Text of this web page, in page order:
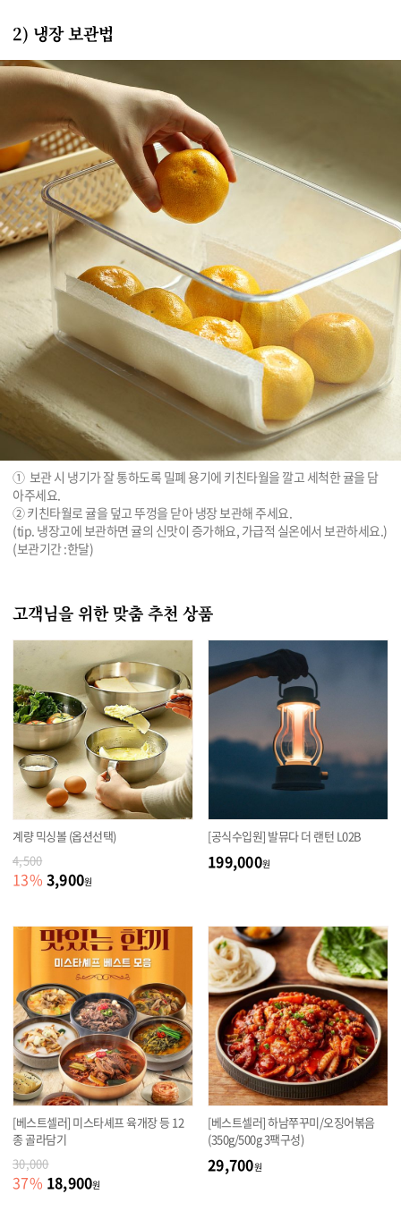
2) 냉장 보관법
①  보관 시 냉기가 잘 통하도록 밀폐 용기에 키친타월을 깔고 세척한 귤을 담
아주세요.
② 키친타월로 귤을 덮고 뚜껑을 닫아 냉장 보관해 주세요.
(tip. 냉장고에 보관하면 귤의 신맛이 증가해요, 가급적 실온에서 보관하세요.)
(보관기간 :한달)
고객님을 위한 맞춤 추천 상품
계량 믹싱볼 (옵션선택)
4,500
13% 3,900원
[공식수입원] 발뮤다 더 랜턴 L02B
199,000원
[베스트셀러] 미스타셰프 육개장 등 12
종 골라담기
30,000
37% 18,900원
[베스트셀러] 하남쭈꾸미/오징어볶음
(350g/500g 3팩구성)
29,700원